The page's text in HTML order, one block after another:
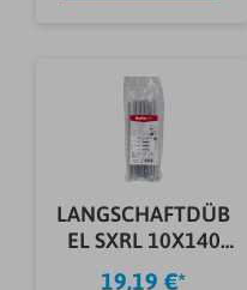
LANGSCHAFTDÜB
EL SXRL 10X140
FUS B
19,19 €*